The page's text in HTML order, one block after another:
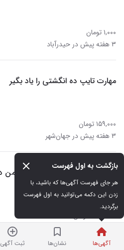
آگهی‌ها
بازگشت به اول فهرست
برگردید.
نشان‌ها ثبت آگهی
۱,۰۰۰ تومان
۳ هفته پیش در حیدرآباد
مهارت تایپ ده انگشتی را یاد بگیر
۱۵۹,۰۰۰ تومان
۳ هفته پیش در جهان‌شهر
پول پاداش کد هدیه ۳ ملیون تومن دریافت